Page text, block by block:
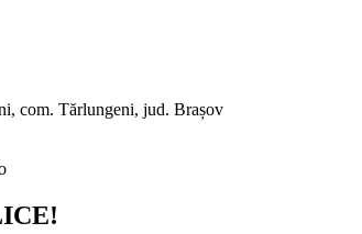
com. Tărlungeni, jud. Brașov